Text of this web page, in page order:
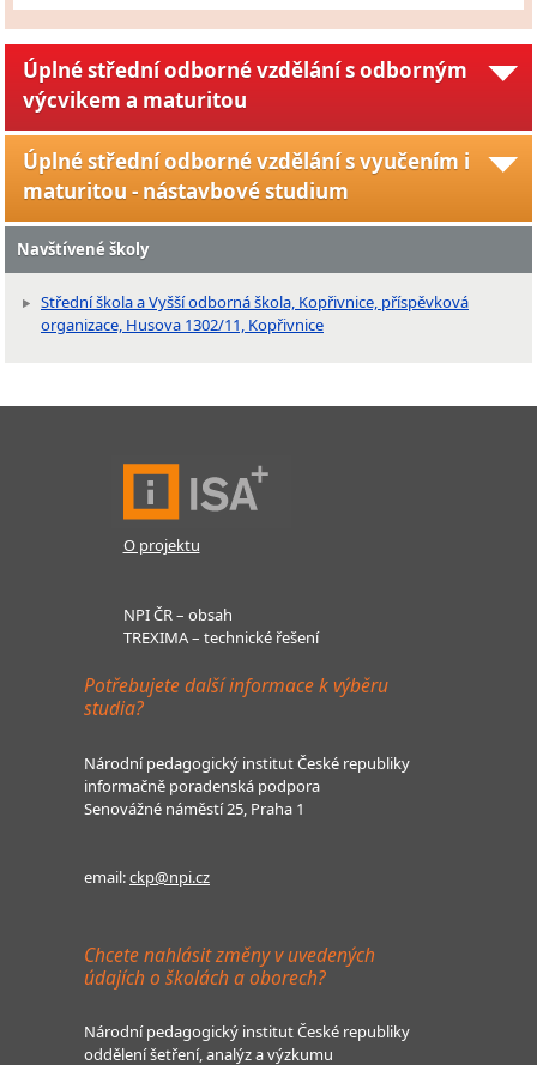
Úplné střední odborné vzdělání s odborným
výcvikem a maturitou
Úplné střední odborné vzdělání s vyučením i
maturitou - nástavbové studium
Navštívené školy
Střední škola a Vyšší odborná škola, Kopřivnice, příspěvková
organizace, Husova 1302/11, Kopřivnice
O projektu
NPI ČR – obsah
TREXIMA – technické řešení
Potřebujete další informace k výběru
studia?
Národní pedagogický institut České republiky
informačně poradenská podpora
Senovážné náměstí 25, Praha 1
email:ckp@npi.cz
Chcete nahlásit změny v uvedených
údajích o školách a oborech?
Národní pedagogický institut České republiky
oddělení šetření, analýz a výzkumu